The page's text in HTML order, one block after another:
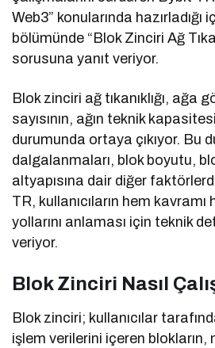
Web3” konularında hazırladığı
bölümünde “Blok Zinciri Ağ
sorusuna yanıt veriyor.
Blok zinciri ağ tıkanıklığı, ağa
sayısının, ağın teknik
durumunda ortaya çıkıyor. Bu
dalgalanmaları, blok boyutu,
altyapısına dair diğer
TR, kullanıcıların hem
yollarını anlaması için teknik
veriyor.
Blok Zinciri Nasıl
Blok zinciri; kullanıcılar
işlem verilerini içeren blokların,